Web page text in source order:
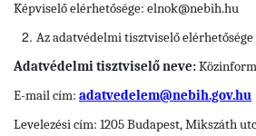
Képviselő elérhetősége: elnok@nebih.hu
Az adatvédelmi tisztviselő elérhetősége
Adatvédelmi tisztviselő neve:
E-mail cím: adatvedelem@nebih.gov.hu
Levelezési cím: 1205 Budapest, Mikszáth